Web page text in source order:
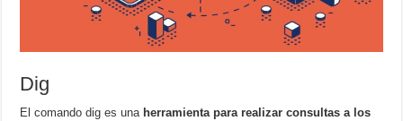
Dig
El comando dig es una herramienta para realizar consultas a los